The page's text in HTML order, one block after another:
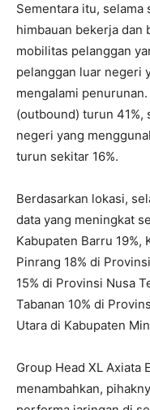
Sementara itu, selama
himbauan bekerja dan
mobilitas pelanggan
pelanggan luar negeri
mengalami
(outbound) turun 41%,
negeri yang
turun sekitar 16%.
Berdasarkan lokasi,
data yang meningkat
Kabupaten Barru 19%,
Pinrang 18% di
15% di Provinsi Nusa
Tabanan 10% di
Utara di Kabupaten
Group Head XL Axiata
menambahkan,